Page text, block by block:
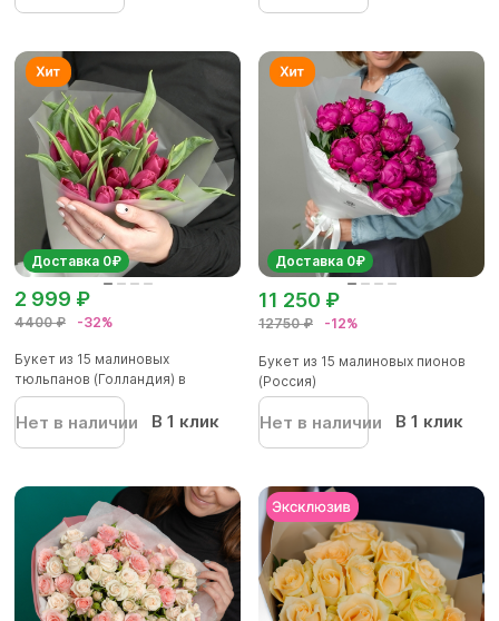
Доставка 0₽
4400 ₽ -32%
2 999 ₽
Букет из 15 малиновых
тюльпанов (Голландия) в
корейской...
Нет в наличии В 1 клик
Доставка 0₽
12750 ₽ -12%
11 250 ₽
Букет из 15 малиновых пионов
(Россия)
Нет в наличии В 1 клик